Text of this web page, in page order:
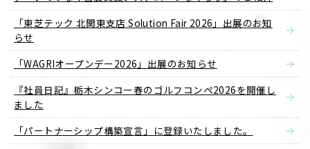
「東芝テック 北関東支店 Solution Fair 2026」出展のお知
らせ
「WAGRIオープンデー2026」出展のお知らせ
『社員日記』栃木シンコー春のゴルフコンペ2026を開催し
ました
「パートナーシップ構築宣言」に登録いたしました。